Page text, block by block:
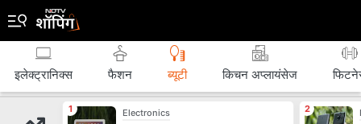
इलेक्ट्रानिक्स फैशन ब्‍यूटी किचन अप्लायंसेज
Electronics